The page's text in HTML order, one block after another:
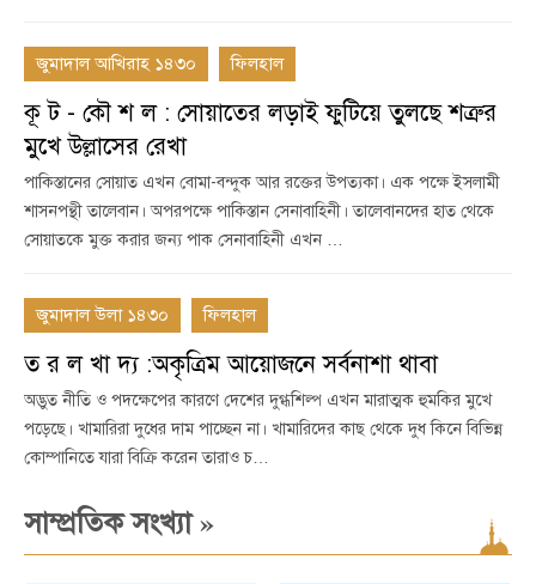
জুমাদাল আখিরাহ ১৪৩০ ফিলহাল
কূ ট - কৌ শ ল : সোয়াতের লড়াই ফুটিয়ে তুলছে শত্রুর
মুখে উল্লাসের রেখা
পাকিস্তানের সোয়াত এখন বোমা-বন্দুক আর রক্তের উপত্যকা। এক পক্ষে ইসলামী
শাসনপন্থী তালেবান। অপরপক্ষে পাকিস্তান সেনাবাহিনী। তালেবানদের হাত থেকে
সোয়াতকে মুক্ত করার জন্য পাক সেনাবাহিনী এখন …
জুমাদাল উলা ১৪৩০ ফিলহাল
ত র ল খা দ্য :অকৃত্রিম আয়োজনে সর্বনাশা থাবা
অদ্ভুত নীতি ও পদক্ষেপের কারণে দেশের দুগ্ধশিল্প এখন মারাত্মক হুমকির মুখে
পড়েছে। খামারিরা দুধের দাম পাচ্ছেন না। খামারিদের কাছ থেকে দুধ কিনে বিভিন্ন
কোম্পানিতে যারা বিক্রি করেন তারাও চ…
সাম্প্রতিক সংখ্যা»